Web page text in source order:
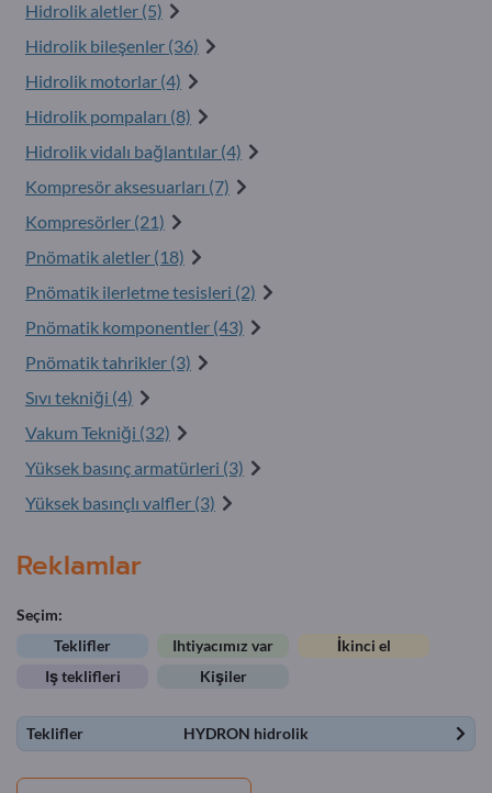
Hidrolik aletler (5)
Hidrolik bileşenler (36)
Hidrolik motorlar (4)
Hidrolik pompaları (8)
Hidrolik vidalı bağlantılar (4)
Kompresör aksesuarları (7)
Kompresörler (21)
Pnömatik aletler (18)
Pnömatik ilerletme tesisleri (2)
Pnömatik komponentler (43)
Pnömatik tahrikler (3)
Sıvı tekniği (4)
Vakum Tekniği (32)
Yüksek basınç armatürleri (3)
Yüksek basınçlı valfler (3)
Reklamlar
Seçim:
Teklifler
Ihtiyacımız var
İkinci el
Iş teklifleri
Kişiler
Teklifler HYDRON hidrolik